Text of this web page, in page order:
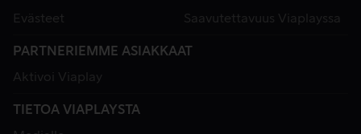
Evästeet
Saavutettavuus Viaplayssa
PARTNERIEMME ASIAKKAAT
Aktivoi Viaplay
TIETOA VIAPLAYSTA